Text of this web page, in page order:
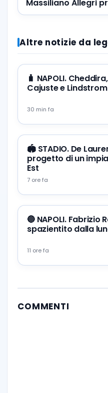
Massiliano Allegri
Altre notizie da
🧳 NAPOLI.
Cajuste e
30 min fa
🏟️ STADIO. De
progetto di un
Est
7 ore fa
🔵 NAPOLI. Fabrizio
spazientito dalla
11 ore fa
COMMENTI